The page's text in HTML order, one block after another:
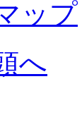
ップ
へ